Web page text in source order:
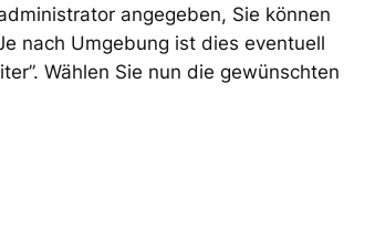
angegeben, Sie können
nach Umgebung ist dies eventuell
Wählen Sie nun die gewünschten